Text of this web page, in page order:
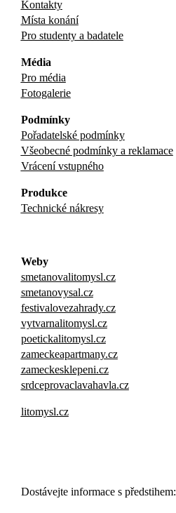
Kontakty
Místa konání
Pro studenty a badatele
Média
Pro média
Fotogalerie
Podmínky
Pořadatelské podmínky
Všeobecné podmínky a reklamace
Vrácení vstupného
Produkce
Technické nákresy
Weby
smetanovalitomysl.cz
smetanovysal.cz
festivalovezahrady.cz
vytvarnalitomysl.cz
poetickalitomysl.cz
zameckeapartmany.cz
zameckesklepeni.cz
srdceprovaclavahavla.cz
litomysl.cz
Dostávejte informace s předstihem: